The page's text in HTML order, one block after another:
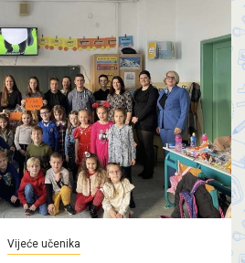
Vijeće učenika